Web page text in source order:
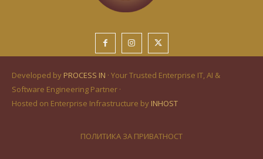
Developed by PROCESS IN · Your Trusted Enterprise IT, AI &
Software Engineering Partner ·
Hosted on Enterprise Infrastructure by INHOST
ПОЛИТИКА ЗА ПРИВАТНОСТ